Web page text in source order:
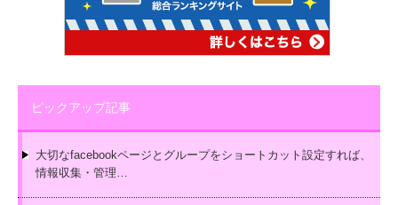
ピックアップ記事
大切なfacebookページとグループをショートカット設定すれば、
情報収集・管理…